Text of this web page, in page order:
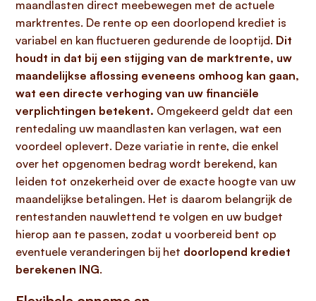
maandlasten direct meebewegen met de actuele
marktrentes. De rente op een doorlopend krediet is
variabel en kan fluctueren gedurende de looptijd. Dit
houdt in dat bij een stijging van de marktrente, uw
maandelijkse aflossing eveneens omhoog kan gaan,
wat een directe verhoging van uw financiële
verplichtingen betekent. Omgekeerd geldt dat een
rentedaling uw maandlasten kan verlagen, wat een
voordeel oplevert. Deze variatie in rente, die enkel
over het opgenomen bedrag wordt berekend, kan
leiden tot onzekerheid over de exacte hoogte van uw
maandelijkse betalingen. Het is daarom belangrijk de
rentestanden nauwlettend te volgen en uw budget
hierop aan te passen, zodat u voorbereid bent op
eventuele veranderingen bij het doorlopend krediet
berekenen ING.